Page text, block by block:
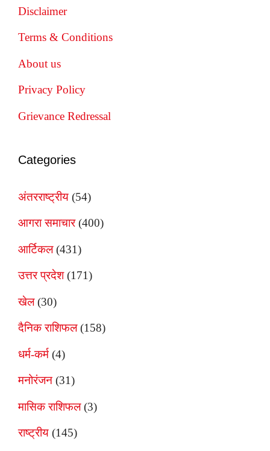
Disclaimer
Terms & Conditions
About us
Privacy Policy
Grievance Redressal
Categories
अंतरराष्ट्रीय (54)
आगरा समाचार(400)
आर्टिकल(431)
उत्तर प्रदेश(171)
खेल(30)
दैनिक राशिफल(158)
धर्म-कर्म (4)
मनोरंजन (31)
मासिक राशिफल(3)
राष्ट्रीय (145)